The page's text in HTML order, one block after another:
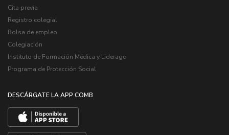
Cita previa
Registro colegial
Bolsa de empleo
Colegiación
Instituto de Formación Médica y Liderage
Programa de Protección Social
DESCÁRGATE LA APP COMB